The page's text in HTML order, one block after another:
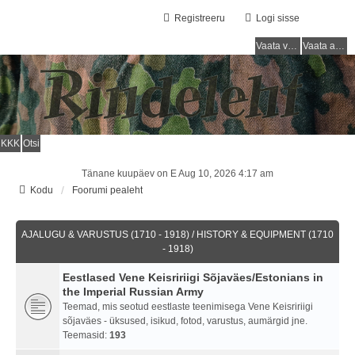
Logi sisse
Registreeru
Vaata vastamata teemasi Vaata aktiivseid teemasid
KKK Otsi
Tänane kuupäev on E Aug 10, 2026 4:17 am
Kodu
Foorumi pealeht
AJALUGU & VARUSTUS (1710 - 1918) / HISTORY & EQUIPMENT (1710
- 1918)
Eestlased Vene Keisririigi Sõjaväes/Estonians in
the Imperial Russian Army
Teemad, mis seotud eestlaste teenimisega Vene Keisririigi
sõjaväes - üksused, isikud, fotod, varustus, aumärgid jne.
Teemasid: 193